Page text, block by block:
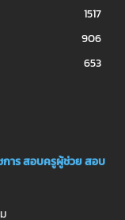
1517
906
653
ารสอบครูผู้ช่วยสอบ